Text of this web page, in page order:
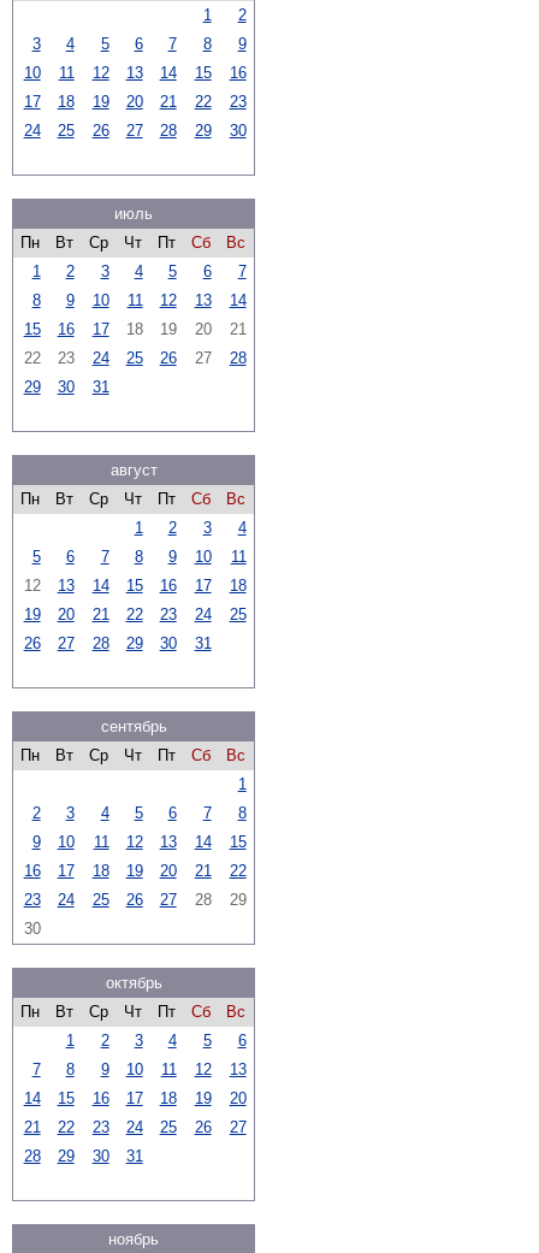
1
2
3
4 5 6 7 8
9
10
11 12 13 14 15
16
17
18 19 20 21 22
23
24
25 26 27 28 29 30
июль
Пн
Вт Ср Чт Пт Сб
Вс
1
2 3 4 5 6
7
8
9 10 11 12 13
14
15
16 17 18 19 20
21
22
23 24 25 26 27
28
29
30 31
август
Пн
Вт Ср Чт Пт Сб
Вс
1
2 3
4
5
6 7 8 9 10
11
12
13 14 15 16 17
18
19
20 21 22 23 24
25
26
27 28 29 30 31
сентябрь
Пн
Вт Ср Чт Пт Сб
Вс
1
2
3 4 5 6 7
8
9
10 11 12 13 14
15
16
17 18 19 20 21
22
23
24 25 26 27 28
29
30
октябрь
Пн
Вт Ср Чт Пт Сб
Вс
1
2 3 4 5
6
7
8 9 10 11 12
13
14
15 16 17 18 19
20
21
22 23 24 25 26
27
28
29 30 31
ноябрь